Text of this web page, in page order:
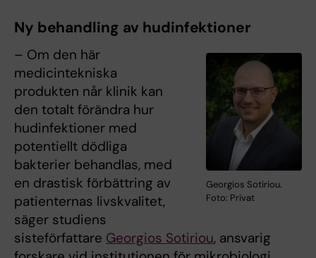
Ny behandling av hudinfektioner
Georgios Sotiriou.
Foto: Privat
– Om den här
medicintekniska
produkten når klinik kan
den totalt förändra hur
hudinfektioner med
potentiellt dödliga
bakterier behandlas, med
en drastisk förbättring av
patienternas livskvalitet,
säger studiens
sisteförfattare Georgios Sotiriou, ansvarig